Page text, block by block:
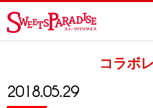
コラボ
2018.05.29